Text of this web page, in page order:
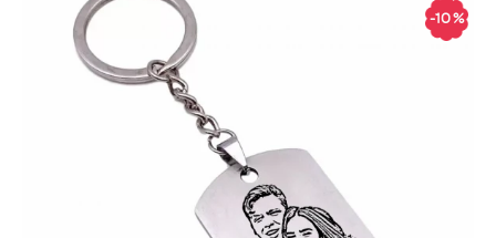
-10 %